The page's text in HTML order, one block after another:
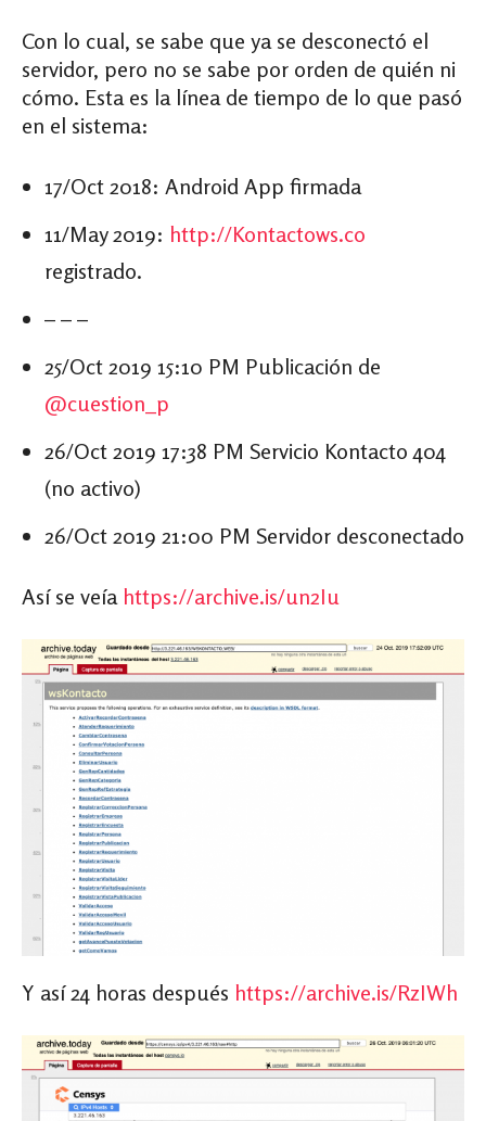
Con lo cual, se sabe que ya se desconectó el
servidor, pero no se sabe por orden de quién ni
cómo. Esta es la línea de tiempo de lo que pasó
en el sistema:
17/Oct 2018: Android App firmada
11/May 2019: http://Kontactows.co
registrado.
– – –
25/Oct 2019 15:10 PM Publicación de
@cuestion_p
26/Oct 2019 17:38 PM Servicio Kontacto 404
(no activo)
26/Oct 2019 21:00 PM Servidor desconectado
Así se veía https://archive.is/un2Iu
Y así 24 horas después https://archive.is/RzIWh